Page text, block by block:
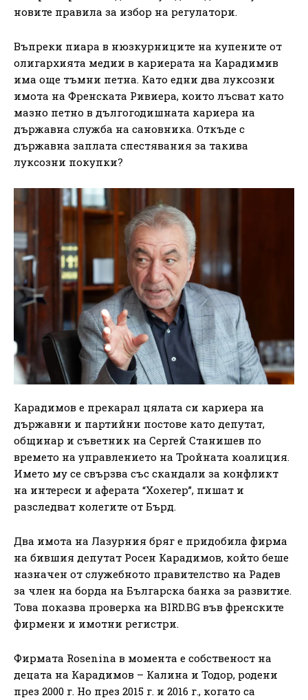
новите правила за избор на регулатори.
Въпреки пиара в нюзкурниците на купените от
олигархията медии в кариерата на Карадимив
има още тъмни петна. Като едни два луксозни
имота на Френската Ривиера, които лъсват като
мазно петно в дългогодишната кариера на
държавна служба на сановника. Откъде с
държавна заплата спестявания за такива
луксозни покупки?
Карадимов е прекарал цялата си кариера на
държавни и партийни постове като депутат,
общинар и съветник на Сергей Станишев по
времето на управлението на Тройната коалиция.
Името му се свързва със скандали за конфликт
на интереси и аферата “Хохегер”, пишат и
разследват колегите от Бърд.
Два имота на Лазурния бряг е придобила фирма
на бившия депутат Росен Карадимов, който беше
назначен от служебното правителство на Радев
за член на борда на Българска банка за развитие.
Това показва проверка на BIRD.BG във френските
фирмени и имотни регистри.
Фирмата Rosenina в момента е собственост на
децата на Карадимов – Калина и Тодор, родени
през 2000 г. Но през 2015 г. и 2016 г., когато са